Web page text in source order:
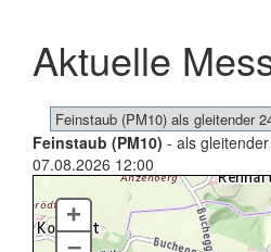
Aktuelle
Feinstaub (PM10) - als
07.08.2026 12:00
+
–